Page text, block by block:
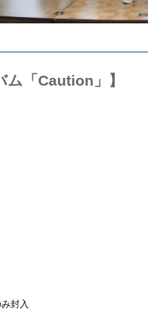
ム「Caution」】
封入